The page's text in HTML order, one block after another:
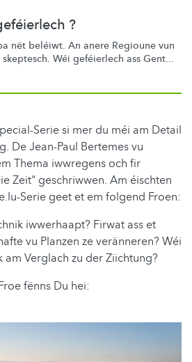
?
nët beléiwt. An anere Regioune vun
Wéi geféierlech ass Gent...
Serie si mer du méi am Detail
De Jean-Paul Bertemes vu
Thema iwwregens och fir
Zeit" geschriwwen. Am éischten
Serie geet et em folgend Froen:
iwwerhaapt? Firwat ass et
vu Planzen ze veränneren? Wéi
am Verglach zu der Ziichtung?
fënns Du hei: